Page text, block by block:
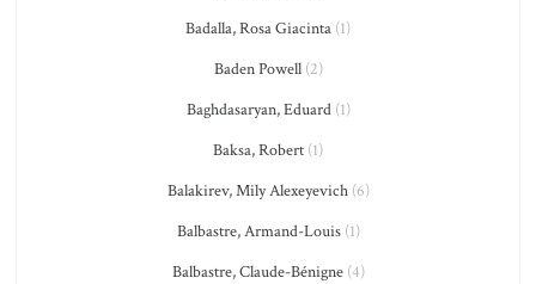
Badalla, Rosa Giacinta (1)
Baden Powell(2)
Baghdasaryan, Eduard(1)
Baksa, Robert (1)
Balakirev, Mily Alexeyevich(6)
Balbastre, Armand-Louis(1)
Balbastre, Claude-Bénigne(4)